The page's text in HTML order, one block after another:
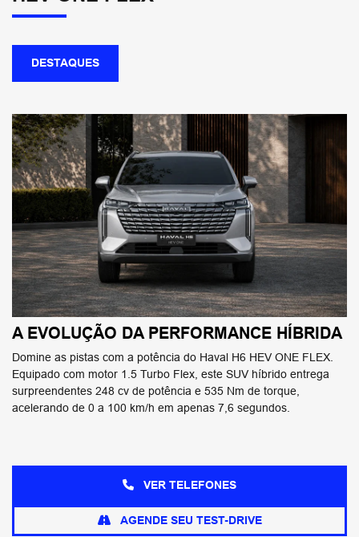
DESTAQUES
A EVOLUÇÃO DA PERFORMANCE HÍBRIDA
Domine as pistas com a potência do Haval H6 HEV ONE FLEX.
Equipado com motor 1.5 Turbo Flex, este SUV híbrido entrega
surpreendentes 248 cv de potência e 535 Nm de torque,
acelerando de 0 a 100 km/h em apenas 7,6 segundos.
VER TELEFONES
AGENDE SEU TEST-DRIVE